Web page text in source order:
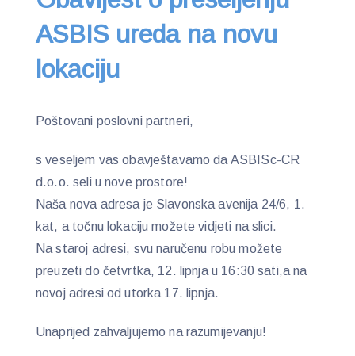
ASBIS ureda na novu
lokaciju
Poštovani poslovni partneri,
s veseljem vas obavještavamo da ASBISc-CR
d.o.o. seli u nove prostore!
Naša nova adresa je Slavonska avenija 24/6, 1.
kat, a točnu lokaciju možete vidjeti na slici.
Na staroj adresi, svu naručenu robu možete
preuzeti do četvrtka, 12. lipnja u 16:30 sati,a na
novoj adresi od utorka 17. lipnja.
Unaprijed zahvaljujemo na razumijevanju!